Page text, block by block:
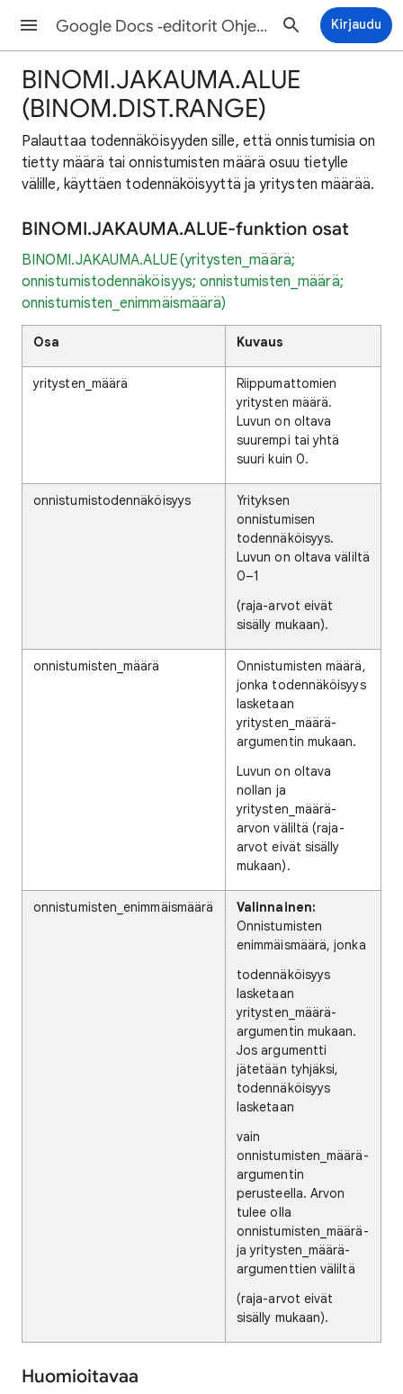
Google Docs ‑editorit Ohjeet Kirjaudu
BINOMI.JAKAUMA.ALUE
(BINOM.DIST.RANGE)
Palauttaa todennäköisyyden sille, että onnistumisia on
tietty määrä tai onnistumisten määrä osuu tietylle
välille, käyttäen todennäköisyyttä ja yritysten määrää.
BINOMI.JAKAUMA.ALUE-funktion osat
BINOMI.JAKAUMA.ALUE(yritysten_määrä;
onnistumistodennäköisyys; onnistumisten_määrä;
onnistumisten_enimmäismäärä)
Osa Kuvaus
yritysten_määrä
Riippumattomien
yritysten määrä.
Luvun on oltava
suurempi tai yhtä
suuri kuin 0.
onnistumistodennäköisyys
Yrityksen
onnistumisen
todennäköisyys.
Luvun on oltava väliltä
0–1
(raja-arvot eivät
sisälly mukaan).
onnistumisten_määrä
Onnistumisten määrä,
jonka todennäköisyys
lasketaan
yritysten_määrä-
argumentin mukaan.
Luvun on oltava
nollan ja
yritysten_määrä-
arvon väliltä (raja-
arvot eivät sisälly
mukaan).
onnistumisten_enimmäismäärä
Valinnainen:
Onnistumisten
enimmäismäärä, jonka
todennäköisyys
lasketaan
yritysten_määrä-
argumentin mukaan.
Jos argumentti
jätetään tyhjäksi,
todennäköisyys
lasketaan
vain
onnistumisten_määrä-
argumentin
perusteella. Arvon
tulee olla
onnistumisten_määrä-
ja yritysten_määrä-
argumenttien väliltä
(raja-arvot eivät
sisälly mukaan).
Huomioitavaa